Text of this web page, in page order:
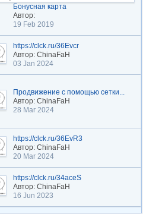
Бонусная карта
Автор:
19 Feb 2019
https://clck.ru/36Evcr
Автор: ChinaFaH
03 Jan 2024
Продвижение с помощью сетки...
Автор: ChinaFaH
28 Mar 2024
https://clck.ru/36EvR3
Автор: ChinaFaH
20 Mar 2024
https://clck.ru/34aceS
Автор: ChinaFaH
16 Jun 2023